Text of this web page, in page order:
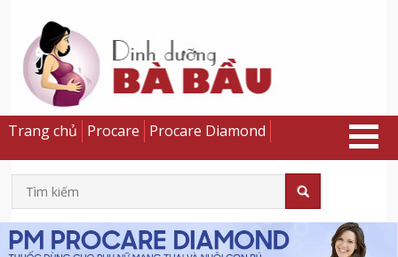
Trang chủ Procare Procare Diamond